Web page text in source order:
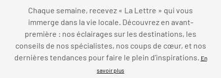
Chaque semaine, recevez « La Lettre » qui vous
immerge dans la vie locale. Découvrez en avant-
première : nos éclairages sur les destinations, les
conseils de nos spécialistes, nos coups de cœur, et nos
dernières tendances pour faire le plein d’inspirations.
En
savoir plus